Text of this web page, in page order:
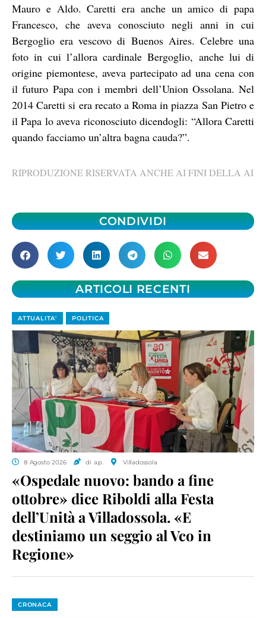
Mauro e Aldo. Caretti era anche un amico di papa
Francesco, che aveva conosciuto negli anni in cui
Bergoglio era vescovo di Buenos Aires. Celebre una
foto in cui l’allora cardinale Bergoglio, anche lui di
origine piemontese, aveva partecipato ad una cena con
il futuro Papa con i membri dell’Union Ossolana. Nel
2014 Caretti si era recato a Roma in piazza San Pietro e
il Papa lo aveva riconosciuto dicendogli: “Allora Caretti
quando facciamo un’altra bagna cauda?”.
RIPRODUZIONE RISERVATA ANCHE AI FINI DELLA AI
CONDIVIDI
ARTICOLI RECENTI
ATTUALITA' POLITICA
8 Agosto 2026 di a.p. Villadossola
«Ospedale nuovo: bando a fine
ottobre» dice Riboldi alla Festa
dell’Unità a Villadossola. «E
destiniamo un seggio al Vco in
Regione»
CRONACA